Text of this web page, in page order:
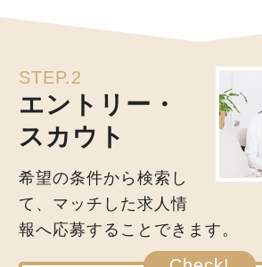
STEP.2
エントリー・
スカウト
希望の条件から検索し
て、マッチした求人情
報へ応募することできます。